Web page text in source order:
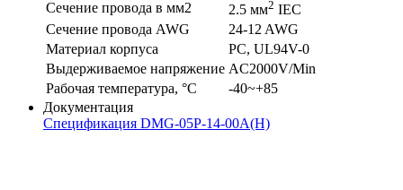
Сечение провода в мм2
2.5 мм2 IEC
Сечение провода AWG
24-12 AWG
Материал корпуса
PC, UL94V-0
Выдерживаемое напряжение AC2000V/Min
Рабочая температура, °C
-40~+85
Документация
Спецификация DMG-05P-14-00A(H)